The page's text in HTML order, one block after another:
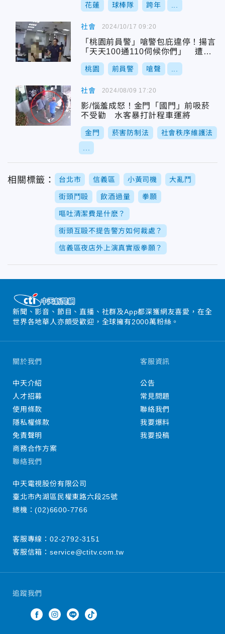
花蓮 球棒隊 跨年
社會
「桃園前員警」嗆警包庇違停！揚言
「天天100通110伺候你們」 遭妨
害公務偵辦
桃園 前員警 嗆聲
2024/10/17 09:20
社會
影/惱羞成怒！金門「國門」前吸菸
不受勸 水客暴打計程車運將
金門 菸害防制法 社會秩序維護法
2024/08/09 17:20
相關標籤： 台北市 信義區 小黃司機 大亂鬥
街頭鬥毆 飲酒過量 拳願
嘔吐清潔費是什麽？
街頭互毆不提告警方如何裁處？
信義區夜店外上演真實版拳願？
新聞、影音、節目、直播、社群及App都深獲網友喜愛，在全
世界各地華人亦頗受歡迎，全球擁有2000萬粉絲。
追蹤我們
關於我們
中天介紹
人才招募
使用條款
隱私權條款
免責聲明
商務合作方案
客服資訊
公告
常見問題
聯絡我們
我要爆料
我要投稿
聯絡我們
中天電視股份有限公司
臺北市內湖區民權東路六段25號
總機：(02)6600-7766
客服專線： 02-2792-3151
客服信箱： service@ctitv.com.tw